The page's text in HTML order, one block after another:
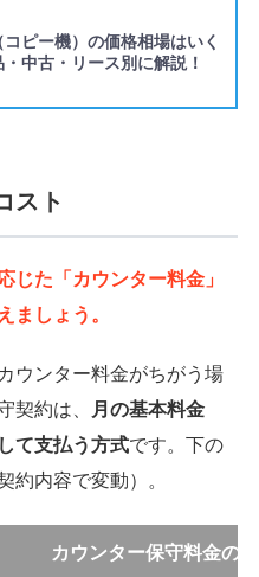
ピー機）の価格相場はいく
・中古・リース別に解説！
スト
じた「カウンター料金」
ましょう。
ウンター料金がちがう場
契約は、
月の基本料金
て支払う方式です。下の
約内容で変動）。
カウンター保守料金の